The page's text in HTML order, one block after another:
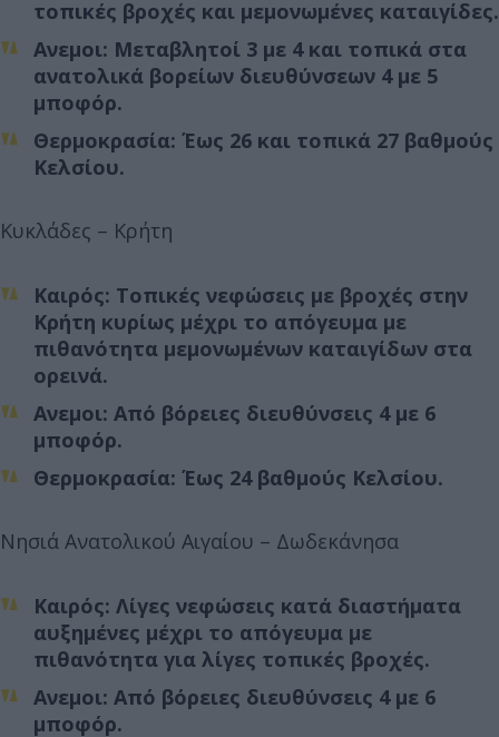
τοπικές βροχές και μεμονωμένες καταιγίδες.
Ανεμοι: Μεταβλητοί 3 με 4 και τοπικά στα
ανατολικά βορείων διευθύνσεων 4 με 5
μποφόρ.
Θερμοκρασία: Έως 26 και τοπικά 27 βαθμούς
Κελσίου.
Κυκλάδες – Κρήτη
Καιρός: Τοπικές νεφώσεις με βροχές στην
Κρήτη κυρίως μέχρι το απόγευμα με
πιθανότητα μεμονωμένων καταιγίδων στα
ορεινά.
Ανεμοι: Από βόρειες διευθύνσεις 4 με 6
μποφόρ.
Θερμοκρασία: Έως 24 βαθμούς Κελσίου.
Νησιά Ανατολικού Αιγαίου – Δωδεκάνησα
Καιρός: Λίγες νεφώσεις κατά διαστήματα
αυξημένες μέχρι το απόγευμα με
πιθανότητα για λίγες τοπικές βροχές.
Ανεμοι: Από βόρειες διευθύνσεις 4 με 6
μποφόρ.